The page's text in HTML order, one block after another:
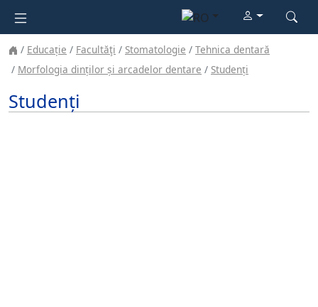
Educație Facultăţi Stomatologie
Tehnica dentară
Morfologia dinților și arcadelor dentare
Studenți
Studenți